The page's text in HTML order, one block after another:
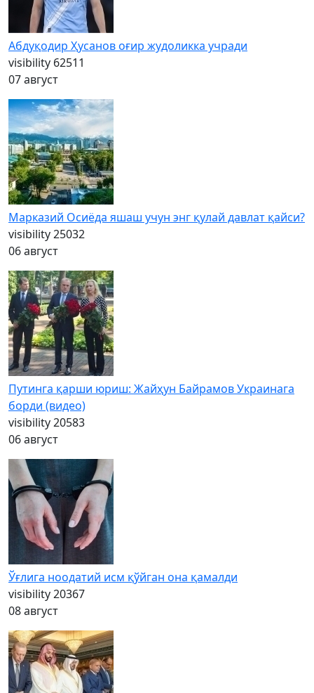
Абдуқодир Ҳусанов оғир жудоликка учради
visibility 62511
07 август
Марказий Осиёда яшаш учун энг қулай давлат қайси?
visibility25032
06 август
Путинга қарши юриш: Жайҳун Байрамов Украинага
борди (видео)
visibility20583
06 август
Ўғлига ноодатий исм қўйган она қамалди
visibility20367
08 август